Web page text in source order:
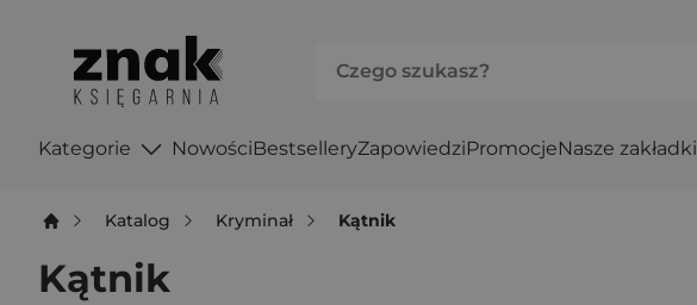
Kategorie NowościBestselleryZapowiedziPromocjeNasze zakładki
Katalog Kryminał Kątnik
Kątnik